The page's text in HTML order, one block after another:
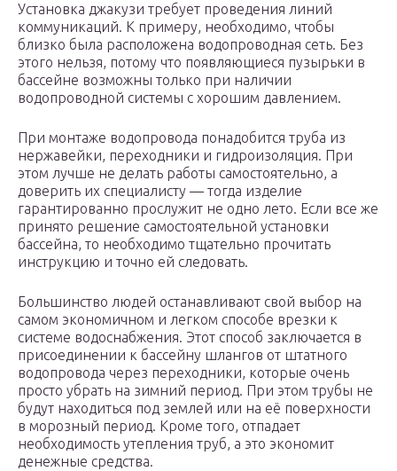
Установка джакузи требует проведения линий
коммуникаций. К примеру, необходимо, чтобы
близко была расположена водопроводная сеть. Без
этого нельзя, потому что появляющиеся пузырьки в
бассейне возможны только при наличии
водопроводной системы с хорошим давлением.
При монтаже водопровода понадобится труба из
нержавейки, переходники и гидроизоляция. При
этом лучше не делать работы самостоятельно, а
доверить их специалисту — тогда изделие
гарантированно прослужит не одно лето. Если все же
принято решение самостоятельной установки
бассейна, то необходимо тщательно прочитать
инструкцию и точно ей следовать.
Большинство людей останавливают свой выбор на
самом экономичном и легком способе врезки к
системе водоснабжения. Этот способ заключается в
присоединении к бассейну шлангов от штатного
водопровода через переходники, которые очень
просто убрать на зимний период. При этом трубы не
будут находиться под землей или на её поверхности
в морозный период. Кроме того, отпадает
необходимость утепления труб, а это экономит
денежные средства.